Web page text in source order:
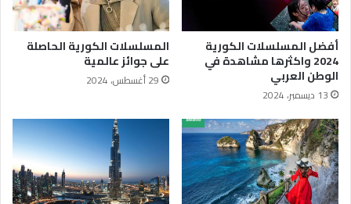
أفضل المسلسلات الكورية
2024 واكثرها مشاهدة في
الوطن العربي
13 ديسمبر، 2024
المسلسلات الكورية الحاصلة
على جوائز عالمية
29 أغسطس، 2024